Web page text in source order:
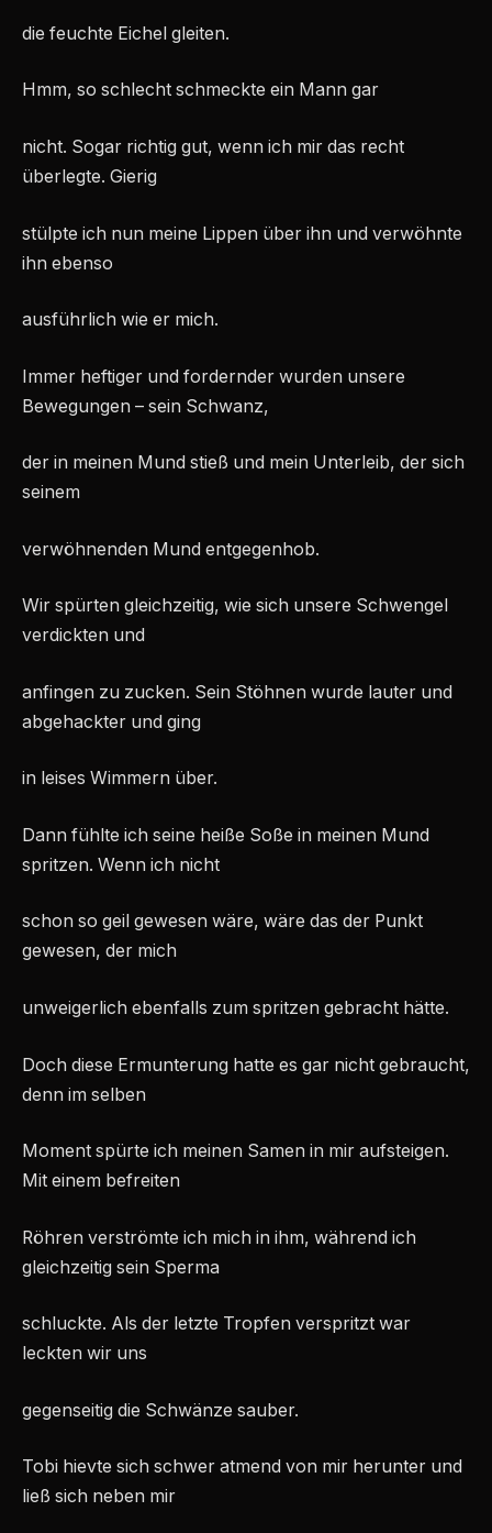
die feuchte Eichel gleiten.
Hmm, so schlecht schmeckte ein Mann gar
nicht. Sogar richtig gut, wenn ich mir das recht
überlegte. Gierig
stülpte ich nun meine Lippen über ihn und verwöhnte
ihn ebenso
ausführlich wie er mich.
Immer heftiger und fordernder wurden unsere
Bewegungen – sein Schwanz,
der in meinen Mund stieß und mein Unterleib, der sich
seinem
verwöhnenden Mund entgegenhob.
Wir spürten gleichzeitig, wie sich unsere Schwengel
verdickten und
anfingen zu zucken. Sein Stöhnen wurde lauter und
abgehackter und ging
in leises Wimmern über.
Dann fühlte ich seine heiße Soße in meinen Mund
spritzen. Wenn ich nicht
schon so geil gewesen wäre, wäre das der Punkt
gewesen, der mich
unweigerlich ebenfalls zum spritzen gebracht hätte.
Doch diese Ermunterung hatte es gar nicht gebraucht,
denn im selben
Moment spürte ich meinen Samen in mir aufsteigen.
Mit einem befreiten
Röhren verströmte ich mich in ihm, während ich
gleichzeitig sein Sperma
schluckte. Als der letzte Tropfen verspritzt war
leckten wir uns
gegenseitig die Schwänze sauber.
Tobi hievte sich schwer atmend von mir herunter und
ließ sich neben mir